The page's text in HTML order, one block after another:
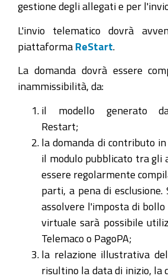
gestione degli allegati e per
L'invio telematico dovrà
piattaforma ReStart
La domanda dovrà essere
inammissibilità, da:
il modello generato
Restart;
la domanda di contributo
il modulo pubblicato tra gli
essere regolarmente
parti, a pena di esclusione.
assolvere l'imposta di bollo
virtuale sarà possibile
Telemaco o PagoPA;
la relazione illustrativa
risultino la data di inizio, la